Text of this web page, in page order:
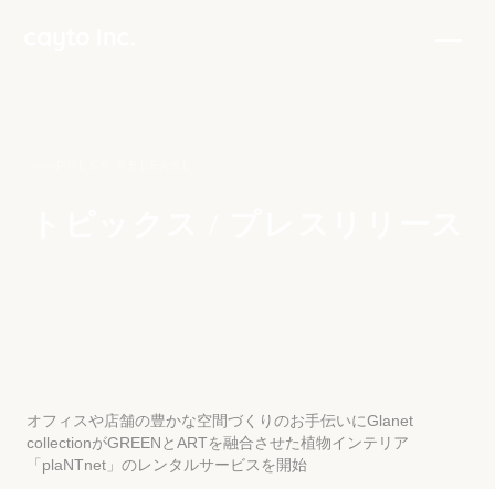
オフィスや店舗の豊かな空間づくりのお手伝いにGlanet
collectionがGREENとARTを融合させた植物インテリア
「plaNTnet」のレンタルサービスを開始